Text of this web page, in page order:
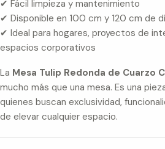
✔ Fácil limpieza y mantenimiento
✔ Disponible en 100 cm y 120 cm de
✔ Ideal para hogares, proyectos de
espacios corporativos
La Mesa Tulip Redonda de Cuarzo
mucho más que una mesa. Es una
quienes buscan exclusividad,
de elevar cualquier espacio.